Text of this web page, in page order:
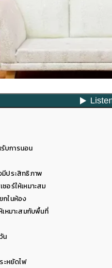
บการนอน
ประสิทธิภาพ
อร์ให้เหมาะสม
กในห้อง
หมาะสมกับพื้นที่
น
ะหยัดไฟ